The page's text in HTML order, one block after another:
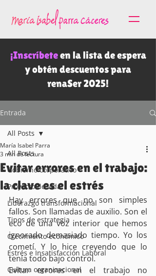
¡Inscríbeteen la lista de espera
y obtén descuentos para
renaSer 2025!
Entrada
All Posts
Gobierno corporativo
Proyecto de vida
Liderazgo transformacional
Tipos de estrategia
Crecimiento económico
Estrés e Insatisfacción Laboral
Cultura organizacional
All Posts
Evitar errores en el trabajo:
la clave es el estrés
María Isabel Parra
3 min de lectura
Hay errores que no son simples
fallos. Son llamadas de auxilio. Son el
eco de una voz interior que hemos
ignorado demasiado tiempo. Yo los
cometí. Y lo hice creyendo que lo
tenía todo bajo control.
Evitar errores en el trabajo no